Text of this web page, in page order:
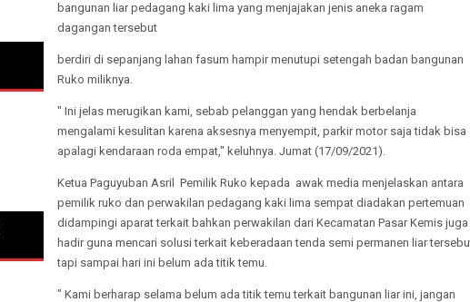
bangunan liar pedagang kaki lima yang menjajakan jenis aneka ragam
dagangan tersebut
berdiri di sepanjang lahan fasum hampir menutupi setengah badan bangunan
Ruko miliknya.
" Ini jelas merugikan kami, sebab pelanggan yang hendak berbelanja
mengalami kesulitan karena aksesnya menyempit, parkir motor saja tidak bisa
apalagi kendaraan roda empat," keluhnya. Jumat (17/09/2021).
Ketua Paguyuban Asril Pemilik Ruko kepada awak media menjelaskan antara
pemilik ruko dan perwakilan pedagang kaki lima sempat diadakan pertemuan
didampingi aparat terkait bahkan perwakilan dari Kecamatan Pasar Kemis juga
hadir guna mencari solusi terkait keberadaan tenda semi permanen liar
tapi sampai hari ini belum ada titik temu.
" Kami berharap selama belum ada titik temu terkait bangunan liar ini, jangan